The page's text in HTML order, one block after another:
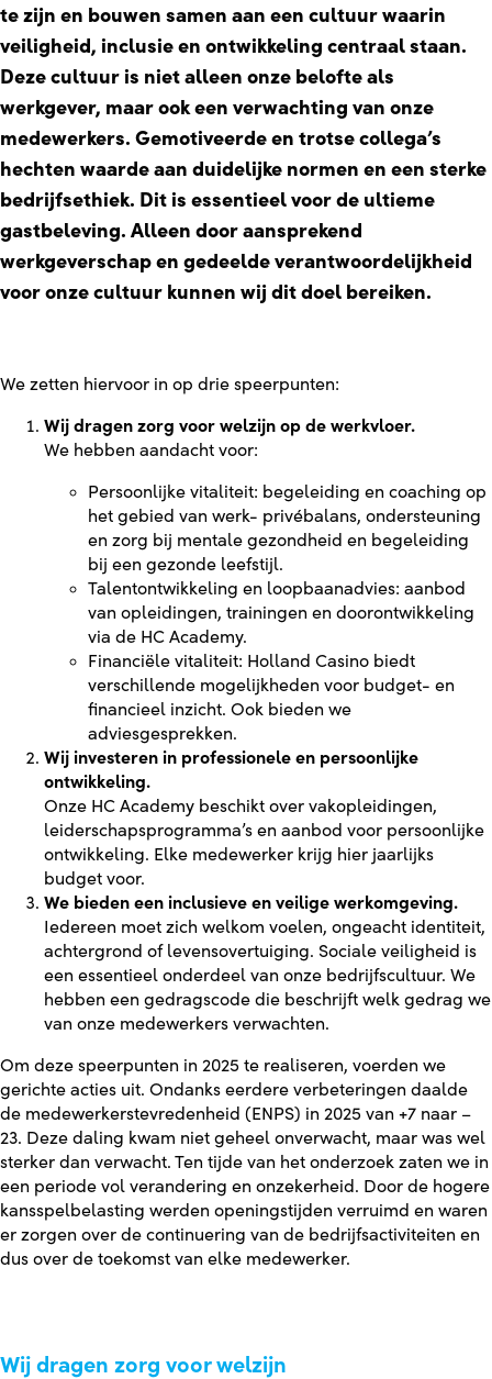
te zijn en bouwen samen aan een cultuur waarin
veiligheid, inclusie en ontwikkeling centraal staan.
Deze cultuur is niet alleen onze belofte als
werkgever, maar ook een verwachting van onze
medewerkers. Gemotiveerde en trotse collega’s
hechten waarde aan duidelijke normen en een sterke
bedrijfsethiek. Dit is essentieel voor de ultieme
gastbeleving. Alleen door aansprekend
werkgeverschap en gedeelde verantwoordelijkheid
voor onze cultuur kunnen wij dit doel bereiken.
We zetten hiervoor in op drie speerpunten:
Wij dragen zorg voor welzijn op de werkvloer.
We hebben aandacht voor:
Persoonlijke vitaliteit: begeleiding en coaching op
het gebied van werk- privébalans, ondersteuning
en zorg bij mentale gezondheid en begeleiding
bij een gezonde leefstijl.
Talentontwikkeling en loopbaanadvies: aanbod
van opleidingen, trainingen en doorontwikkeling
via de HC Academy.
Financiële vitaliteit: Holland Casino biedt
verschillende mogelijkheden voor budget- en
financieel inzicht. Ook bieden we
adviesgesprekken.
Wij investeren in professionele en persoonlijke
ontwikkeling.
Onze HC Academy beschikt over vakopleidingen,
leiderschapsprogramma’s en aanbod voor persoonlijke
ontwikkeling. Elke medewerker krijg hier jaarlijks
budget voor.
We bieden een inclusieve en veilige werkomgeving.
Iedereen moet zich welkom voelen, ongeacht identiteit,
achtergrond of levensovertuiging. Sociale veiligheid is
een essentieel onderdeel van onze bedrijfscultuur. We
hebben een gedragscode die beschrijft welk gedrag we
van onze medewerkers verwachten.
Om deze speerpunten in 2025 te realiseren, voerden we
gerichte acties uit. Ondanks eerdere verbeteringen daalde
de medewerkerstevredenheid (ENPS) in 2025 van +7 naar –
23. Deze daling kwam niet geheel onverwacht, maar was wel
sterker dan verwacht. Ten tijde van het onderzoek zaten we in
een periode vol verandering en onzekerheid. Door de hogere
kansspelbelasting werden openingstijden verruimd en waren
er zorgen over de continuering van de bedrijfsactiviteiten en
dus over de toekomst van elke medewerker.
Wij dragen zorg voor welzijn